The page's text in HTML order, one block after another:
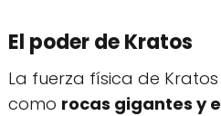
El poder de Kratos
La fuerza física de
como rocas gigantes y